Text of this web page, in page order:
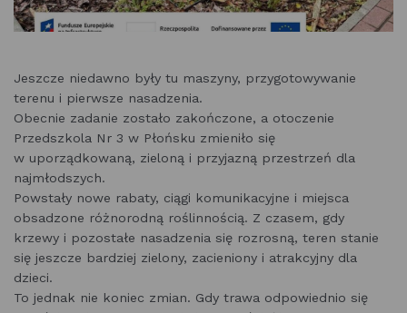
Jeszcze niedawno były tu maszyny, przygotowywanie
terenu i pierwsze nasadzenia.
Obecnie zadanie zostało zakończone, a otoczenie
Przedszkola Nr 3 w Płońsku zmieniło się
w uporządkowaną, zieloną i przyjazną przestrzeń dla
najmłodszych.
Powstały nowe rabaty, ciągi komunikacyjne i miejsca
obsadzone różnorodną roślinnością. Z czasem, gdy
krzewy i pozostałe nasadzenia się rozrosną, teren stanie
się jeszcze bardziej zielony, zacieniony i atrakcyjny dla
dzieci.
To jednak nie koniec zmian. Gdy trawa odpowiednio się